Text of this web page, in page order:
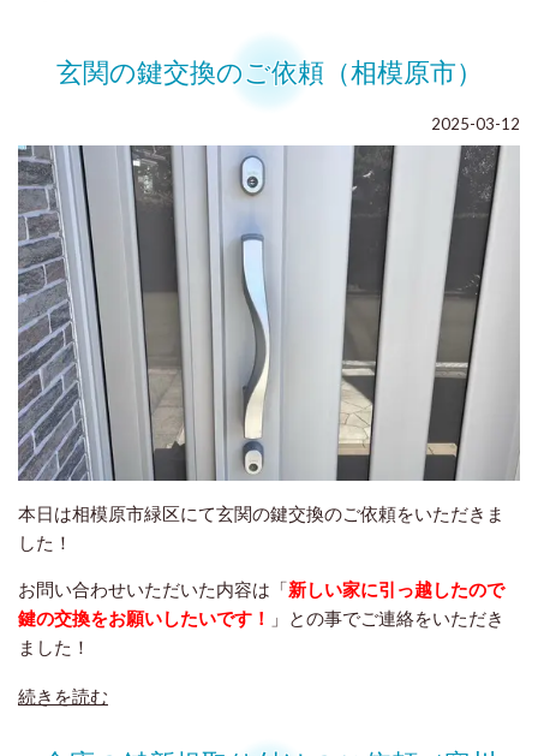
玄関の鍵交換のご依頼（相模原市）
2025-03-12
本日は相模原市緑区にて玄関の鍵交換のご依頼をいただきま
した！
お問い合わせいただいた内容は「新しい家に引っ越したので
鍵の交換をお願いしたいです！
」との事でご連絡をいただき
ました！
続きを読む